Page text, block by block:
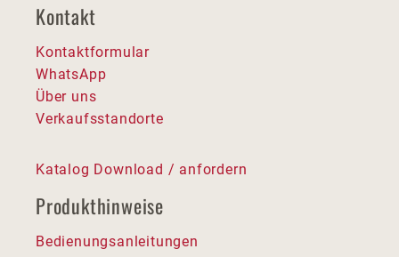
Kontakt
Kontaktformular
WhatsApp
Über uns
Verkaufsstandorte
Katalog Download / anfordern
Produkthinweise
Bedienungsanleitungen